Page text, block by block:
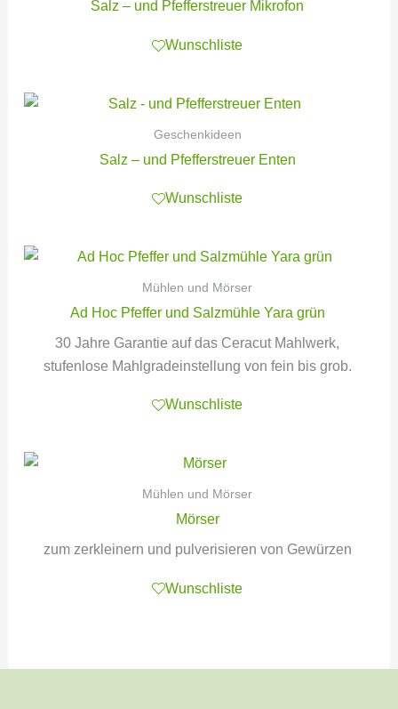
Salz – und Pfefferstreuer Mikrofon
Wunschliste
Geschenkideen
Salz – und Pfefferstreuer Enten
Wunschliste
Mühlen und Mörser
Ad Hoc Pfeffer und Salzmühle Yara grün
30 Jahre Garantie auf das Ceracut Mahlwerk,
stufenlose Mahlgradeinstellung von fein bis grob.
Wunschliste
Mühlen und Mörser
Mörser
zum zerkleinern und pulverisieren von Gewürzen
Wunschliste